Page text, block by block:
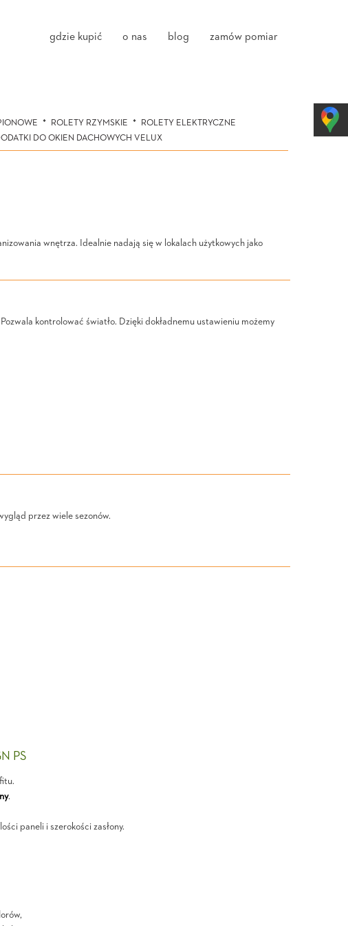
gdzie kupić o nas blog zamów pomiar
ROLETY RZYMSKIE
ROLETY ELEKTRYCZNE
DO OKIEN DACHOWYCH VELUX
wnętrza. Idealnie nadają się w lokalach użytkowych jako
kontrolować światło. Dzięki dokładnemu ustawieniu możemy
przez wiele sezonów.
PS
.
paneli i szerokości zasłony.